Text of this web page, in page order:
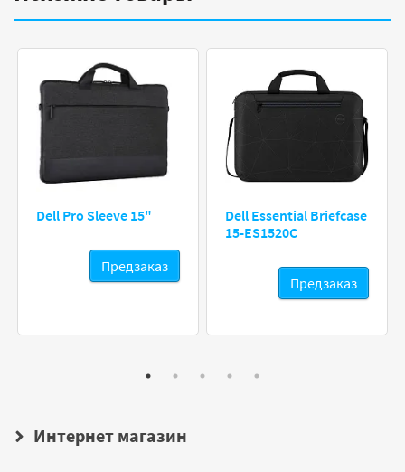
Dell Pro Sleeve 15"
Предзаказ
Dell Essential Briefcase
15-ES1520C
Предзаказ
Интернет магазин